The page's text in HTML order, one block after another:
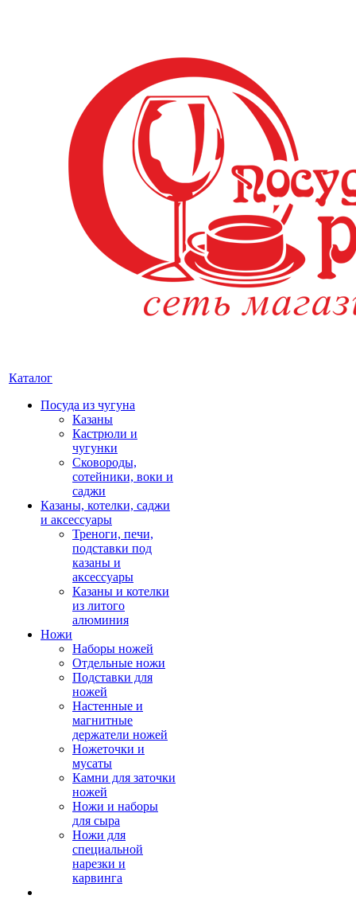
Каталог
Посуда из чугуна
Казаны
Кастрюли и
чугунки
Сковороды,
сотейники, воки и
саджи
Казаны, котелки, саджи
и аксессуары
Треноги, печи,
подставки под
казаны и
аксессуары
Казаны и котелки
из литого
алюминия
Ножи
Наборы ножей
Отдельные ножи
Подставки для
ножей
Настенные и
магнитные
держатели ножей
Ножеточки и
мусаты
Камни для заточки
ножей
Ножи и наборы
для сыра
Ножи для
специальной
нарезки и
карвинга